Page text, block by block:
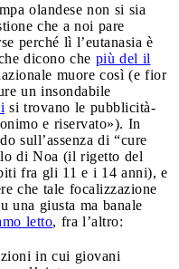
olandese non si sia
che a noi pare
perché lì l’eutanasia è
dicono che più del il
muore così (e fior
un insondabile
si trovano le pubblicità-
e riservato»). In
sull’assenza di “cure
di Noa (il rigetto del
fra gli 11 e i 14 anni), e
che tale focalizzazione
una giusta ma banale
letto, fra l’altro:
in cui giovani